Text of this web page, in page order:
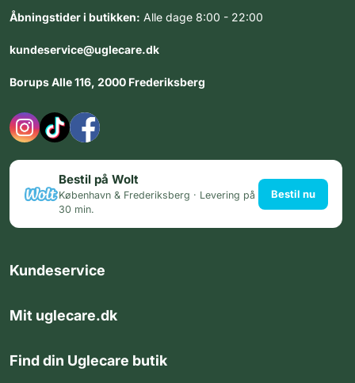
Åbningstider i butikken: Alle dage 8:00 - 22:00
kundeservice@uglecare.dk
Borups Alle 116, 2000 Frederiksberg
Bestil på Wolt
København & Frederiksberg · Levering på
30 min.
Bestil nu
Kundeservice
Mit uglecare.dk
Find din Uglecare butik